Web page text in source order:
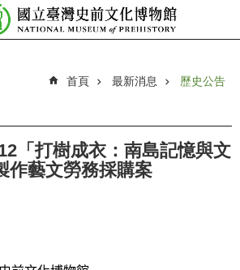
首頁 最新消息 歷史公告
「打樹成衣：南島記憶與文
作藝文勞務採購案